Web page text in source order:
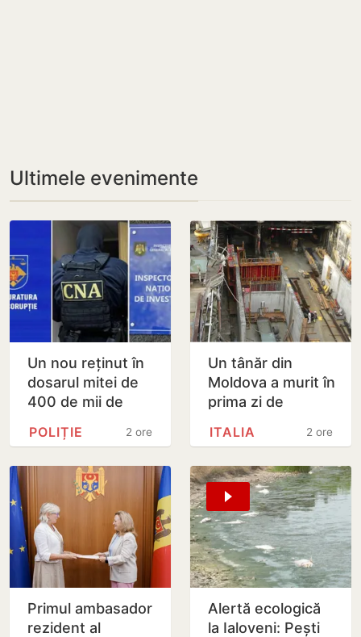
Ultimele evenimente
Un nou reținut în
dosarul mitei de
400 de mii de
facilitat transferul
2 ore
POLIȚIE
Un tânăr din
Moldova a murit în
prima zi de
ambulanța ar fi
după…
2 ore
ITALIA
Primul ambasador
rezident al
Alertă ecologică
la Ialoveni: Pești